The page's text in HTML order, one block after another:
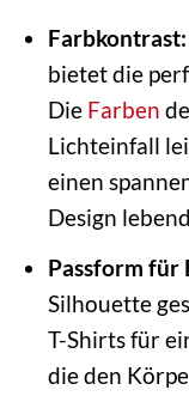
Farbkontrast:
bietet die
Die Farben
Lichteinfall
einen
Design
Passform für
Silhouette
T-Shirts für
die den